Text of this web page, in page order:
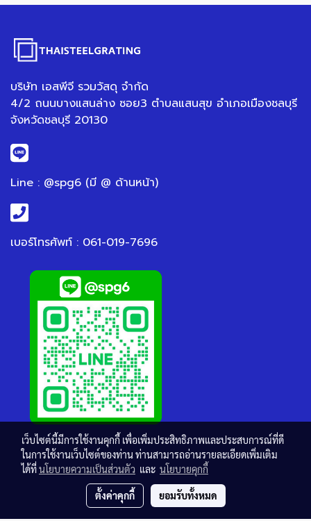
บริษัท เอสพีจี รวมวัสดุ จำกัด
4/2 ถนนบางแสนล่าง ซอย3 ตำบลแสนสุข อำเภอเมืองชลบุรี
จังหวัดชลบุรี 20130
Line : @spg6 (มี @ ด้านหน้า)
เบอร์โทรศัพท์ : 061-019-7696
เว็บไซต์นี้มีการใช้งานคุกกี้ เพื่อเพิ่มประสิทธิภาพและประสบการณ์ที่ดี
ในการใช้งานเว็บไซต์ของท่าน ท่านสามารถอ่านรายละเอียดเพิ่มเติม
ได้ที่นโยบายความเป็นส่วนตัว และ นโยบายคุกกี้
ตั้งค่าคุกกี้ ยอมรับทั้งหมด